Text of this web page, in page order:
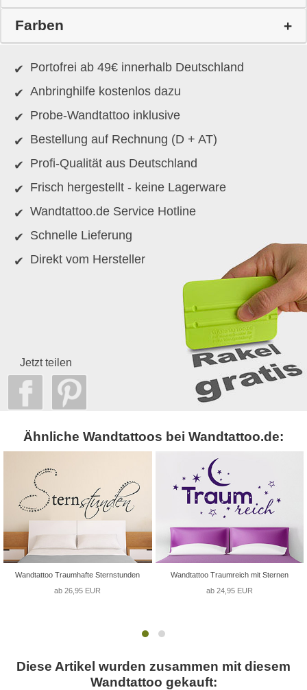
Farben
Portofrei ab 49€ innerhalb Deutschland
Anbringhilfe kostenlos dazu
Probe-Wandtattoo inklusive
Bestellung auf Rechnung (D + AT)
Profi-Qualität aus Deutschland
Frisch hergestellt - keine Lagerware
Wandtattoo.de Service Hotline
Schnelle Lieferung
Direkt vom Hersteller
Jetzt teilen
Ähnliche Wandtattoos bei Wandtattoo.de:
Wandtattoo Traumhafte Sternstunden
ab 26,95 EUR
Wandtattoo Traumreich mit Sternen
ab 24,95 EUR
Diese Artikel wurden zusammen mit diesem
Wandtattoo gekauft: